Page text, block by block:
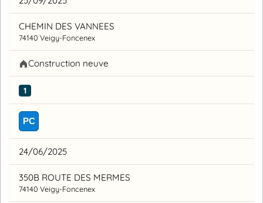
CHEMIN DES VANNEES
74140 Veigy-Foncenex
Construction neuve
1
PC
24/06/2025
350B ROUTE DES MERMES
74140 Veigy-Foncenex